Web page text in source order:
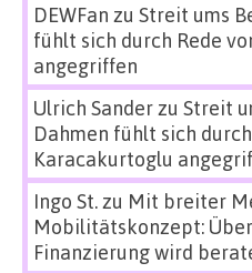
DEWFan zu Streit ums
fühlt sich durch Rede
angegriffen
Ulrich Sanderzu Streit
Dahmen fühlt sich
Karacakurtoglu
Ingo St.zu Mit breiter
Mobilitätskonzept:
Finanzierung wird